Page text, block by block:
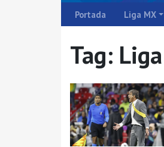
Portada Liga MX
Tag: